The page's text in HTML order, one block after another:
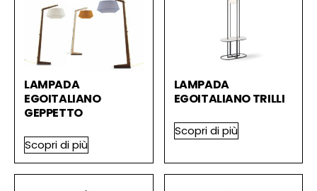
LAMPADA
EGOITALIANO
GEPPETTO
Scopri di più
LAMPADA
EGOITALIANO TRILLI
Scopri di più